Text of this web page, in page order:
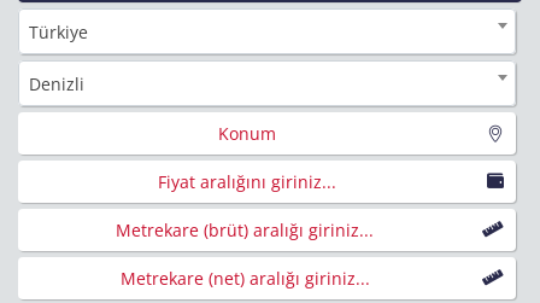
Türkiye
Denizli
Konum
Fiyat aralığını giriniz...
Metrekare (brüt) aralığı giriniz...
Metrekare (net) aralığı giriniz...